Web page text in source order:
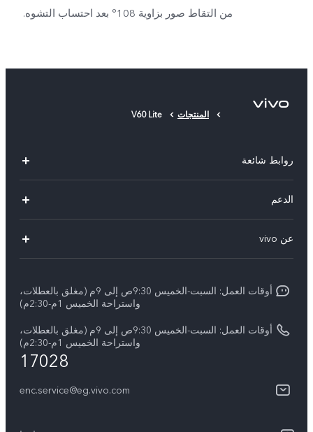
من التقاط صور بزاوية 108° ‏‫بعد احتساب التشوه.
المنتجات V60 Lite
روابط شائعة
X300 FE
X300 Ultra
V70 FE
Y31d
الدعم
Funtouch OS
مراكز الصيانة
إجراء حجز للإصلاح
خدمة التوصيل للإصلاح
عن vivo
الأخبار
ARABIC/العربية:
أوقات العمل: السبت-الخميس 9:30ص إلى 9م (مغلق بالعطلات،
واستراحة الخميس 1م-2:30م)
أوقات العمل: السبت-الخميس 9:30ص إلى 9م (مغلق بالعطلات،
واستراحة الخميس 1م-2:30م)
17028
enc.service@eg.vivo.com